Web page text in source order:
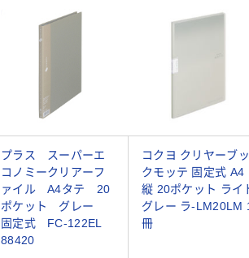
プラス スーパーエ
コノミークリアーフ
ァイル A4タテ 20
ポケット グレー
固定式 FC-122EL
88420
コクヨ クリヤーブッ
クモッテ 固定式 A4
縦 20ポケット ライ
グレー ラ-LM20LM
冊